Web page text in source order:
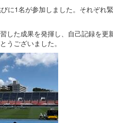
に1名が参加しました。それぞれ
した成果を発揮し、自己記録を更
ございました。